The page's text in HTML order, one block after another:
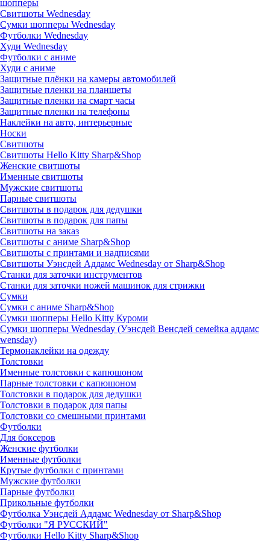
шопперы
Свитшоты Wednesday
Сумки шопперы Wednesday
Футболки Wednesday
Худи Wednesday
Футболки с аниме
Худи с аниме
Защитные плёнки на камеры автомобилей
Защитные пленки на планшеты
Защитные пленки на смарт часы
Защитные пленки на телефоны
Наклейки на авто, интерьерные
Носки
Свитшоты
Cвитшоты Hello Kitty Sharp&Shop
Женские свитшоты
Именные свитшоты
Мужские свитшоты
Парные свитшоты
Свитшоты в подарок для дедушки
Свитшоты в подарок для папы
Свитшоты на заказ
Свитшоты с аниме Sharp&Shop
Свитшоты с принтами и надписями
Свитшоты Уэнсдей Аддамс Wednesday от Sharp&Shop
Станки для заточки инструментов
Станки для заточки ножей машинок для стрижки
Сумки
Сумки с аниме Sharp&Shop
Сумки шопперы Hello Kitty Куроми
Сумки шопперы Wednesday (Уэнсдей Венсдей семейка аддамс
wensday)
Термонаклейки на одежду
Толстовки
Именные толстовки с капюшоном
Парные толстовки с капюшоном
Толстовки в подарок для дедушки
Толстовки в подарок для папы
Толстовки со смешными принтами
Футболки
Для боксеров
Женские футболки
Именные футболки
Крутые футболки с принтами
Мужские футболки
Парные футболки
Прикольные футболки
Футболка Уэнсдей Аддамс Wednesday от Sharp&Shop
Футболки "Я РУССКИЙ"
Футболки Hello Kitty Sharp&Shop